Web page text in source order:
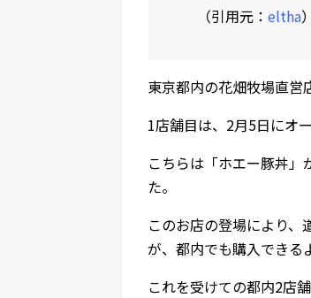
（引用元： eltha）
東京都内の花畑牧場直営
1店舗目は、2月5日にオ
こちらは「ホエー豚丼
た。
このお店の登場により
が、都内でも購入できる
これを受けての都内2店